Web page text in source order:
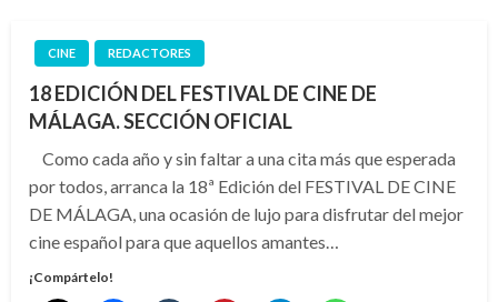
CINE REDACTORES
18 EDICIÓN DEL FESTIVAL DE CINE DE
MÁLAGA. SECCIÓN OFICIAL
Como cada año y sin faltar a una cita más que esperada
por todos, arranca la 18ª Edición del FESTIVAL DE CINE
DE MÁLAGA, una ocasión de lujo para disfrutar del mejor
cine español para que aquellos amantes…
¡Compártelo!